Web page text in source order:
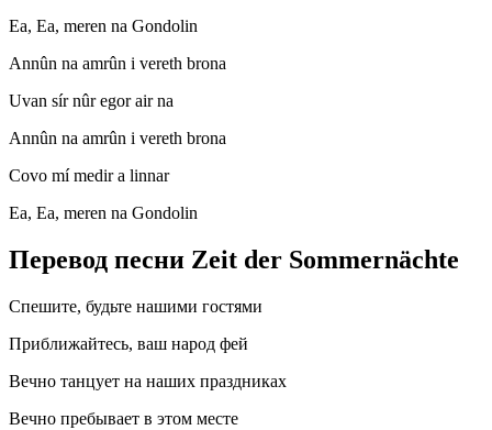
Ea, Ea, meren na Gondolin
Annûn na amrûn i vereth brona
Uvan sír nûr egor air na
Annûn na amrûn i vereth brona
Covo mí medir a linnar
Ea, Ea, meren na Gondolin
Перевод песни Zeit der Sommernächte
Спешите, будьте нашими гостями
Приближайтесь, ваш народ фей
Вечно танцует на наших праздниках
Вечно пребывает в этом месте